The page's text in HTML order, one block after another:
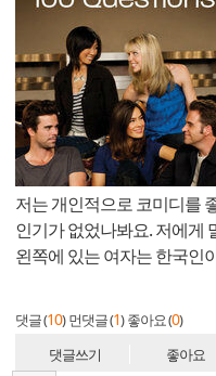
저는 개인적으로 코미디를
인기가 없었나봐요. 저에게
왼쪽에 있는 여자는 한국인
댓글 (10) 먼댓글 (1) 좋아요 (0)
댓글쓰기 좋아요